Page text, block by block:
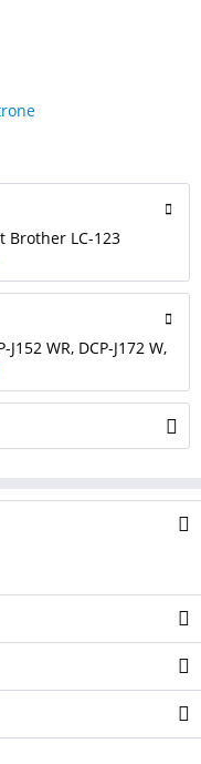
Brother LC-123
J152 WR, DCP-J172 W,